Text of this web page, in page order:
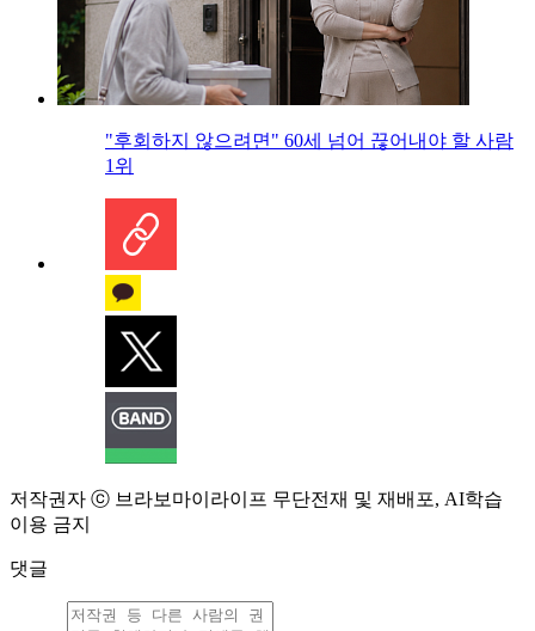
"후회하지 않으려면" 60세 넘어 끊어내야 할 사람
1위
저작권자 ⓒ 브라보마이라이프 무단전재 및 재배포, AI학습
이용 금지
댓글